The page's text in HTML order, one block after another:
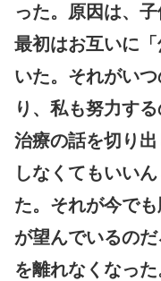
った。原因は、
最初はお互いに
いた。それがい
り、私も努力す
治療の話を切り
しなくてもいい
た。それが今で
が望んでいるの
を離れなくなっ